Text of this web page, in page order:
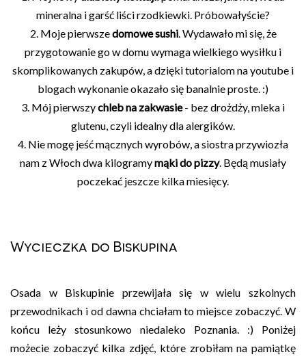
mineralna i garść liści rzodkiewki. Próbowałyście?
2. Moje pierwszedomowe sushi. Wydawało mi się, że
przygotowanie go w domu wymaga wielkiego wysiłku i
skomplikowanych zakupów, a dzięki tutorialom na youtube i
blogach wykonanie okazało się banalnie proste. :)
3. Mój pierwszychleb na zakwasie- bez drożdży, mleka i
glutenu, czyli idealny dla alergików.
4. Nie mogę jeść mącznych wyrobów, a siostra przywiozła
nam z Włoch dwa kilogramymąki do pizzy. Będą musiały
poczekać jeszcze kilka miesięcy.
Wycieczka do Biskupina
Osada w Biskupinie przewijała się w wielu szkolnych
przewodnikach i od dawna chciałam to miejsce zobaczyć. W
końcu leży stosunkowo niedaleko Poznania. :) Poniżej
możecie zobaczyć kilka zdjęć, które zrobiłam na pamiątkę